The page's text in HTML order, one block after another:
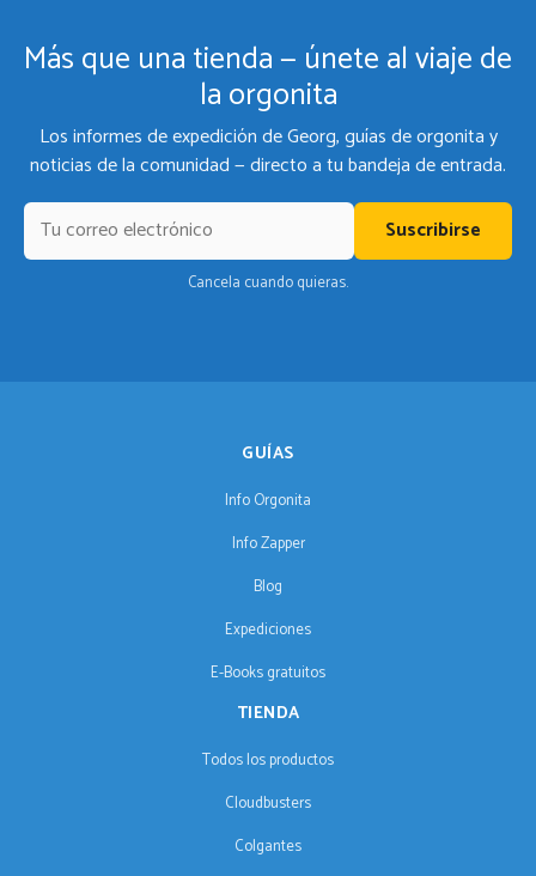
Más que una tienda — únete al viaje de
la orgonita
Los informes de expedición de Georg, guías de orgonita y
noticias de la comunidad — directo a tu bandeja de entrada.
Suscribirse
Cancela cuando quieras.
GUÍAS
Info Orgonita
Info Zapper
Blog
Expediciones
E-Books gratuitos
TIENDA
Todos los productos
Cloudbusters
Colgantes